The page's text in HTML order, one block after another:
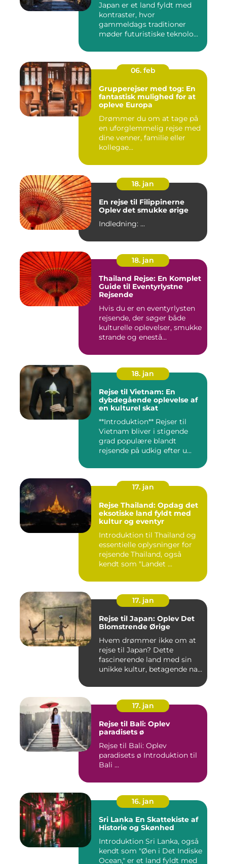
Japan er et land fyldt med
kontraster, hvor
gammeldags traditioner
møder futuristiske teknolo...
06. feb
Grupperejser med tog: En
fantastisk mulighed for at
opleve Europa
Drømmer du om at tage på
en uforglemmelig rejse med
dine venner, familie eller
kollegae...
18. jan
En rejse til Filippinerne
Oplev det smukke ørige
Indledning: ...
18. jan
Thailand Rejse: En Komplet
Guide til Eventyrlystne
Rejsende
Hvis du er en eventyrlysten
rejsende, der søger både
kulturelle oplevelser, smukke
strande og enestå...
18. jan
Rejse til Vietnam: En
dybdegående oplevelse af
en kulturel skat
**Introduktion** Rejser til
Vietnam bliver i stigende
grad populære blandt
rejsende på udkig efter u...
17. jan
Rejse Thailand: Opdag det
eksotiske land fyldt med
kultur og eventyr
Introduktion til Thailand og
essentielle oplysninger for
rejsende Thailand, også
kendt som "Landet ...
17. jan
Rejse til Japan: Oplev Det
Blomstrende Ørige
Hvem drømmer ikke om at
rejse til Japan? Dette
fascinerende land med sin
unikke kultur, betagende na...
17. jan
Rejse til Bali: Oplev
paradisets ø
Rejse til Bali: Oplev
paradisets ø Introduktion til
Bali ...
16. jan
Sri Lanka En Skattekiste af
Historie og Skønhed
Introduktion Sri Lanka, også
kendt som "Øen i Det Indiske
Ocean," er et land fyldt med